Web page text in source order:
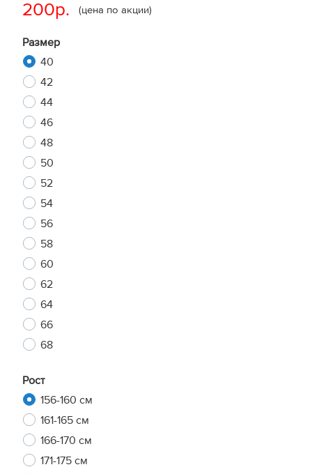
200р. (цена по акции)
Размер
40
42
44
46
48
50
52
54
56
58
60
62
64
66
68
Рост
156-160 см
161-165 см
166-170 см
171-175 см